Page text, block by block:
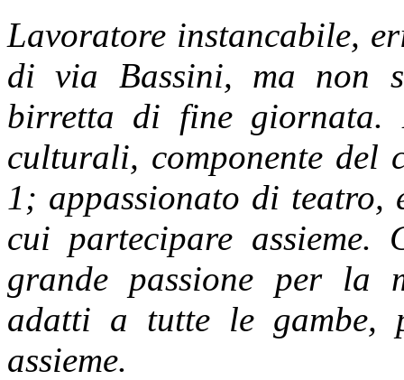
Lavoratore instancabile,
di via Bassini, ma non
birretta di fine giornata.
culturali, componente del
1; appassionato di
cui partecipare assieme.
grande passione per la
adatti a tutte le gambe,
assieme.